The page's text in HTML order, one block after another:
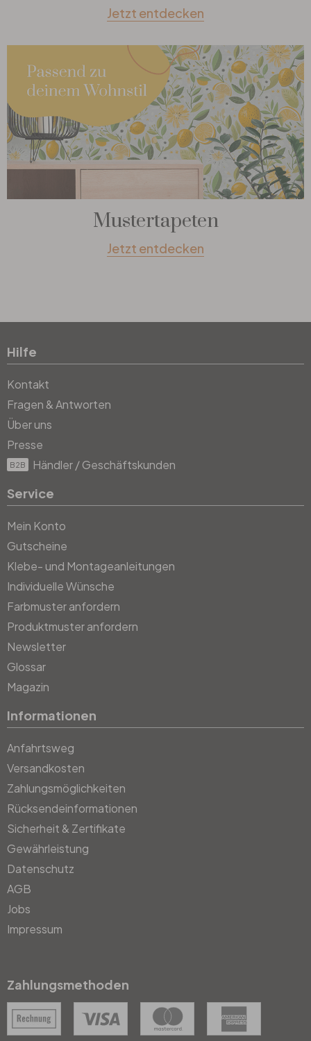
Jetzt entdecken
Mustertapeten
Jetzt entdecken
Hilfe
Kontakt
Fragen & Antworten
Über uns
Presse
B2B Händler / Geschäftskunden
Service
Mein Konto
Gutscheine
Klebe- und Montageanleitungen
Individuelle Wünsche
Farbmuster anfordern
Produktmuster anfordern
Newsletter
Glossar
Magazin
Informationen
Anfahrtsweg
Versandkosten
Zahlungsmöglichkeiten
Rücksendeinformationen
Sicherheit & Zertifikate
Gewährleistung
Datenschutz
AGB
Jobs
Impressum
Zahlungsmethoden